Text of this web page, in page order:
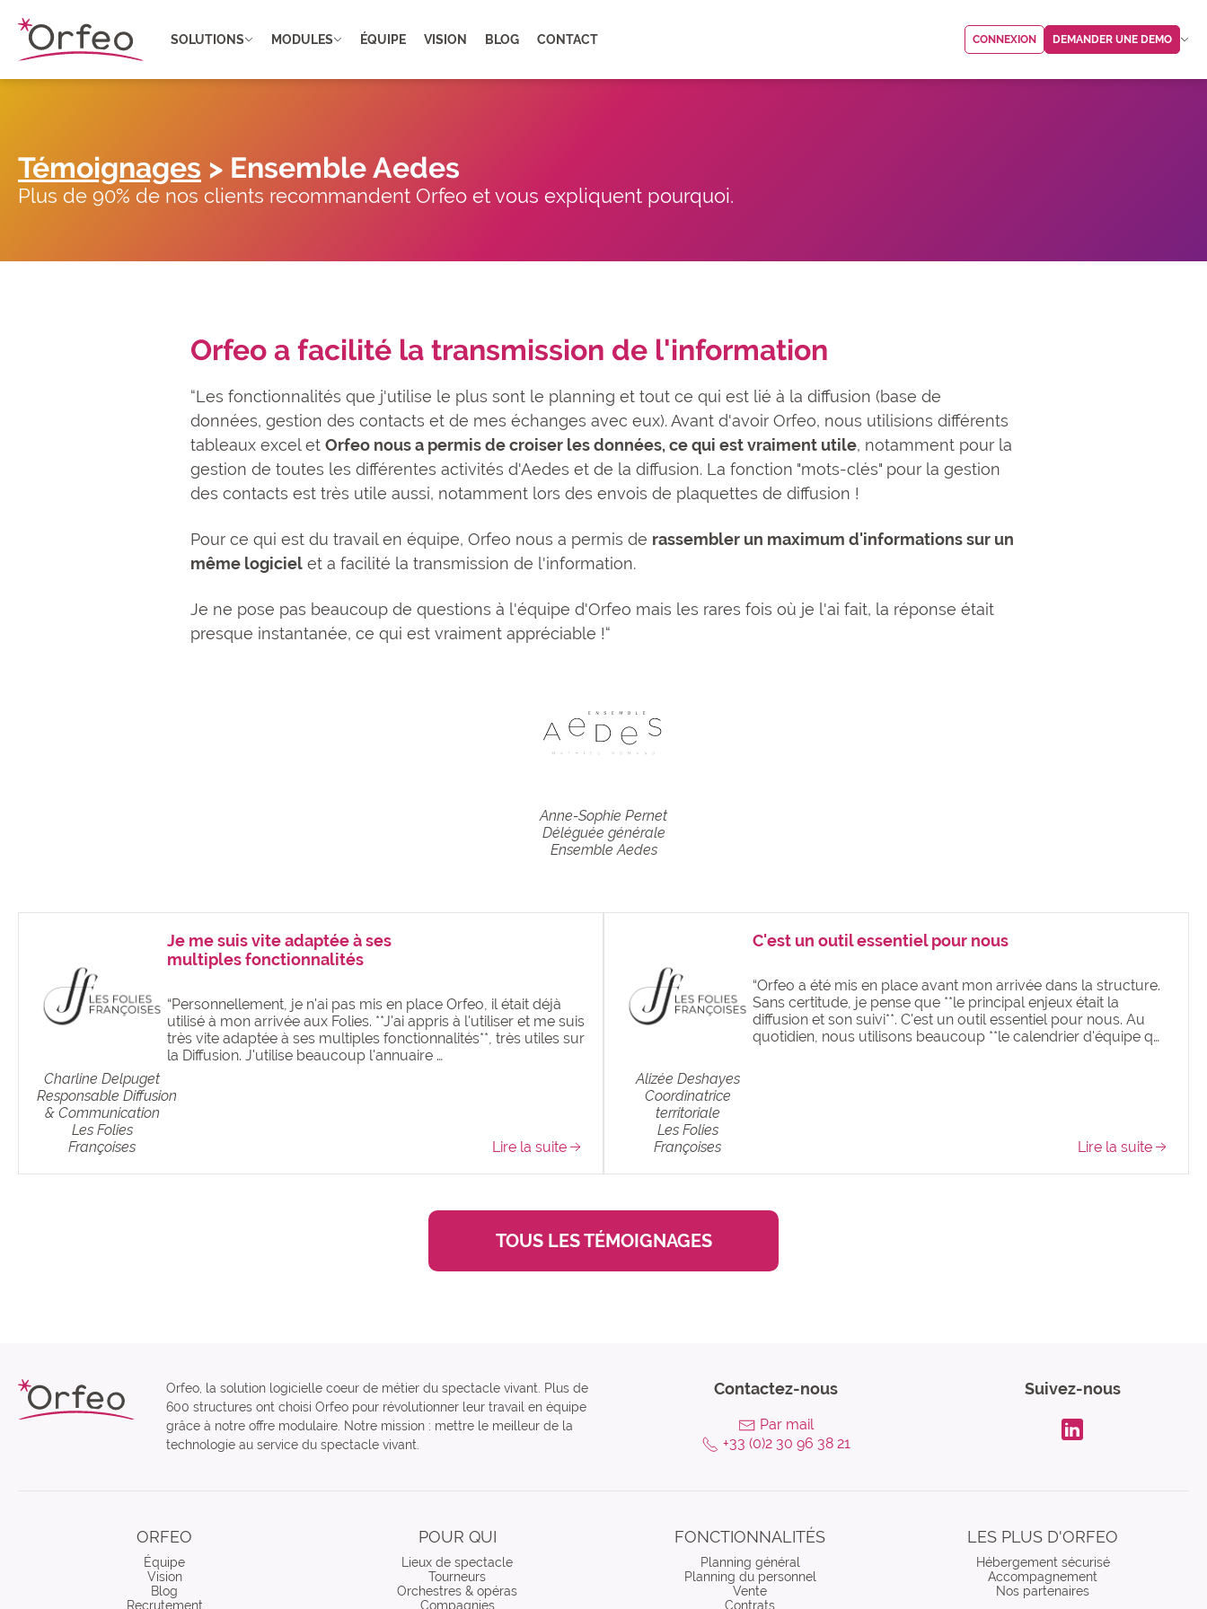
SOLUTIONS MODULES ÉQUIPE VISION BLOG CONTACT CONNEXION DEMANDER UNE DEMO
Témoignages > Ensemble Aedes
Plus de 90% de nos clients recommandent Orfeo et vous expliquent pourquoi.
Orfeo a facilité la transmission de l'information
“Les fonctionnalités que j'utilise le plus sont le planning et tout ce qui est lié à la diffusion (base de
données, gestion des contacts et de mes échanges avec eux). Avant d'avoir Orfeo, nous utilisions différents
tableaux excel etOrfeo nous a permis de croiser les données, ce qui est vraiment utile, notamment pour la
gestion de toutes les différentes activités d'Aedes et de la diffusion. La fonction "mots-clés" pour la gestion
des contacts est très utile aussi, notamment lors des envois de plaquettes de diffusion !
Pour ce qui est du travail en équipe, Orfeo nous a permis de rassembler un maximum d'informations sur un
même logiciel et a facilité la transmission de l'information.
Je ne pose pas beaucoup de questions à l'équipe d'Orfeo mais les rares fois où je l'ai fait, la réponse était
presque instantanée, ce qui est vraiment appréciable !“
Anne-Sophie Pernet
Déléguée générale
Ensemble Aedes
Charline Delpuget
Responsable Diffusion
& Communication
Les Folies
Françoises
Je me suis vite adaptée à ses
multiples fonctionnalités
“Personnellement, je n'ai pas mis en place Orfeo, il était déjà
utilisé à mon arrivée aux Folies. **J'ai appris à l'utiliser et me suis
très vite adaptée à ses multiples fonctionnalités**, très utiles sur
la Diffusion. J'utilise beaucoup l'annuaire …
Lire la suite
Alizée Deshayes
Coordinatrice
territoriale
Les Folies
Françoises
C'est un outil essentiel pour nous
“Orfeo a été mis en place avant mon arrivée dans la structure.
Sans certitude, je pense que **le principal enjeux était la
diffusion et son suivi**. C'est un outil essentiel pour nous. Au
quotidien, nous utilisons beaucoup **le calendrier d'équipe q…
Lire la suite
TOUS LES TÉMOIGNAGES
Orfeo, la solution logicielle coeur de métier du spectacle vivant. Plus de
600 structures ont choisi Orfeo pour révolutionner leur travail en équipe
grâce à notre offre modulaire. Notre mission : mettre le meilleur de la
technologie au service du spectacle vivant.
Contactez-nous
Par mail
+33 (0)2 30 96 38 21
Suivez-nous
ORFEO
Équipe
Vision
Blog
Recrutement
POUR QUI
Lieux de spectacle
Tourneurs
Orchestres & opéras
Compagnies
FONCTIONNALITÉS
Planning général
Planning du personnel
Vente
Contrats
LES PLUS D'ORFEO
Hébergement sécurisé
Accompagnement
Nos partenaires